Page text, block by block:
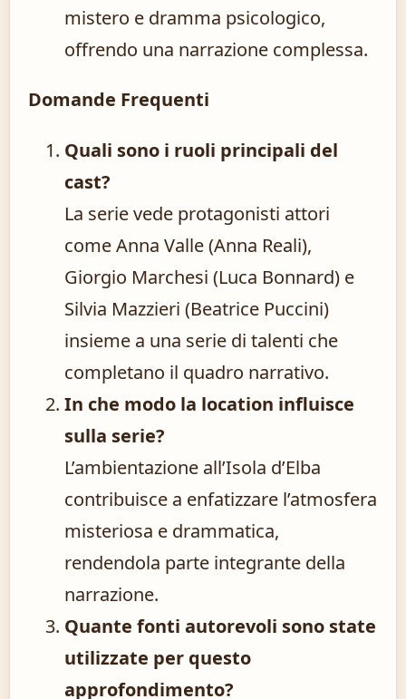
mistero e dramma psicologico,
offrendo una narrazione complessa.
Domande Frequenti
Quali sono i ruoli principali del
cast?
La serie vede protagonisti attori
come Anna Valle (Anna Reali),
Giorgio Marchesi (Luca Bonnard) e
Silvia Mazzieri (Beatrice Puccini)
insieme a una serie di talenti che
completano il quadro narrativo.
In che modo la location influisce
sulla serie?
L’ambientazione all’Isola d’Elba
contribuisce a enfatizzare l’atmosfera
misteriosa e drammatica,
rendendola parte integrante della
narrazione.
Quante fonti autorevoli sono state
utilizzate per questo
approfondimento?